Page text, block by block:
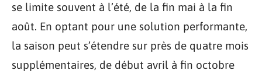
se limite souvent à l’été, de la fin mai à la fin
août. En optant pour une solution performante,
la saison peut s’étendre sur près de quatre mois
supplémentaires, de début avril à fin octobre